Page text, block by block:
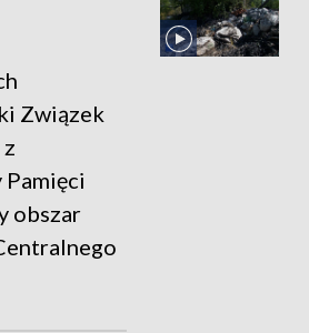
Związek
obszar